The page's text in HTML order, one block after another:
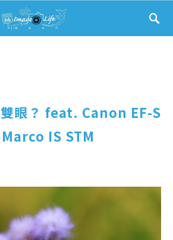
眼？ feat. Canon EF-S
IS STM